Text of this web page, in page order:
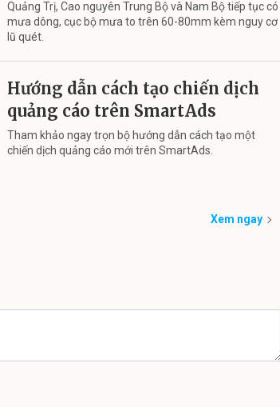
Quảng Trị, Cao nguyên Trung Bộ và Nam Bộ tiếp tục có
mưa dông, cục bộ mưa to trên 60-80mm kèm nguy cơ
lũ quét.
Hướng dẫn cách tạo chiến dịch
quảng cáo trên SmartAds
Tham khảo ngay trọn bộ hướng dẫn cách tạo một
chiến dịch quảng cáo mới trên SmartAds.
Xem ngay